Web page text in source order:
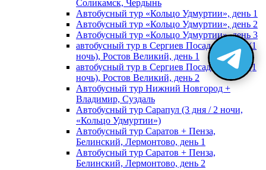
Соликамск, Чердынь
Автобусный тур «Кольцо Удмуртии», день 1
Автобусный тур «Кольцо Удмуртии», день 2
Автобусный тур «Кольцо Удмуртии», день 3
автобусный тур в Сергиев Посад, Москву (1
ночь), Ростов Великий, день 1
автобусный тур в Сергиев Посад, Москву (1
ночь), Ростов Великий, день 2
Автобусный тур Нижний Новгород +
Владимир, Суздаль
Автобусный тур Сарапул (3 дня / 2 ночи,
«Кольцо Удмуртии»)
Автобусный тур Саратов + Пенза,
Белинский, Лермонтово, день 1
Автобусный тур Саратов + Пенза,
Белинский, Лермонтово, день 2